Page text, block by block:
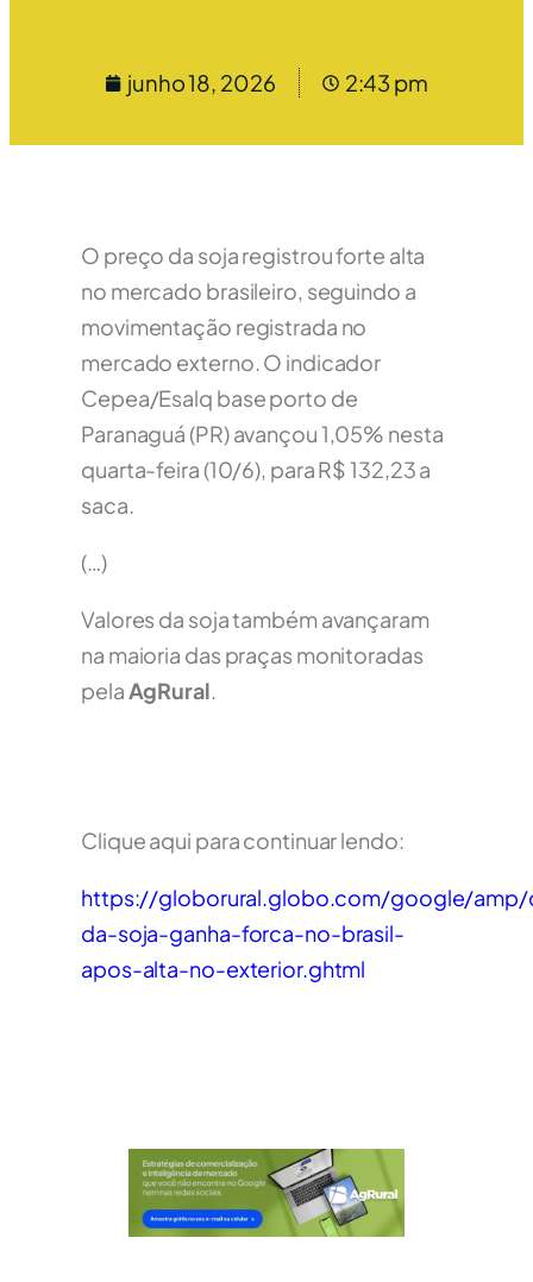
junho 18, 2026 2:43 pm
O preço da soja registrou forte alta
no mercado brasileiro, seguindo a
movimentação registrada no
mercado externo. O indicador
Cepea/Esalq base porto de
Paranaguá (PR) avançou 1,05% nesta
quarta-feira (10/6), para R$ 132,23 a
saca.
(…)
Valores da soja também avançaram
na maioria das praças monitoradas
pelaAgRural.
Clique aqui para continuar lendo:
https://globorural.globo.com/google/
da-soja-ganha-forca-no-brasil-
apos-alta-no-exterior.ghtml